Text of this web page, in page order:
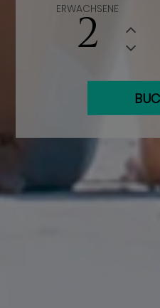
ERWACHSENE